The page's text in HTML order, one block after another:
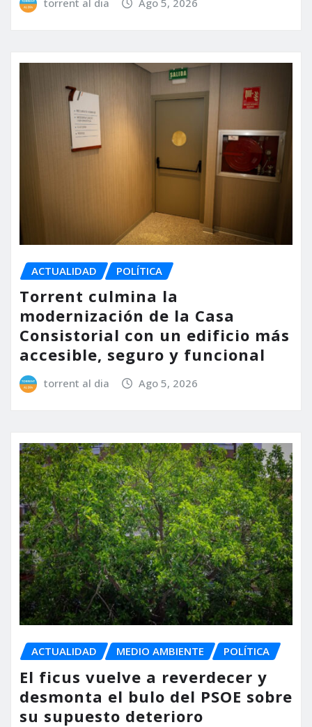
ACTUALIDAD POLÍTICA
Torrent culmina la
modernización de la Casa
Consistorial con un edificio más
accesible, seguro y funcional
torrent al dia Ago 5, 2026
ACTUALIDAD MEDIO AMBIENTE POLÍTICA
El ficus vuelve a reverdecer y
desmonta el bulo del PSOE sobre
su supuesto deterioro